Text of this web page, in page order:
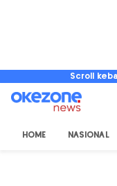
Scroll
HOME NASIONAL